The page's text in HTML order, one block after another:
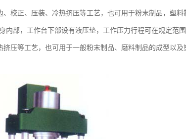
校正、压装、冷热挤压等工艺，也可用于粉末制品，塑料
部，工作台下部设有液压垫，工作压力行程可在规定范
压等工艺，也可用于一般粉末制品、磨料制品的成型以